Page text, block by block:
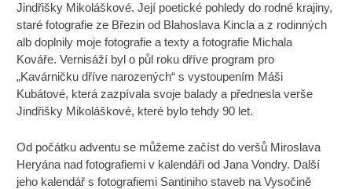
Jindřišky Mikoláškové. Její poetické pohledy do rodné krajiny,
staré fotografie ze Březin od Blahoslava Kincla a z rodinných
alb doplnily moje fotografie a texty a fotografie Michala
Kováře. Vernisáží byl o půl roku dříve program pro
„Kavárničku dříve narozených“ s vystoupením Máši
Kubátové, která zazpívala svoje balady a přednesla verše
Jindřišky Mikoláškové, které bylo tehdy 90 let.
Od počátku adventu se můžeme začíst do veršů Miroslava
Heryána nad fotografiemi v kalendáři od Jana Vondry. Další
jeho kalendář s fotografiemi Santiniho staveb na Vysočině